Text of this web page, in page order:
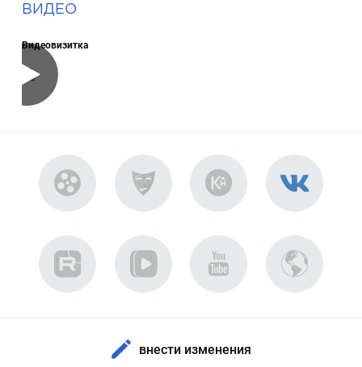
ВИДЕО
Видеовизитка
внести изменения